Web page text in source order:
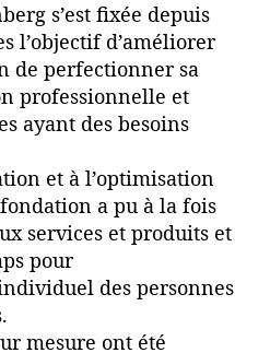
s’est fixée depuis
l’objectif d’améliorer
de perfectionner sa
professionnelle et
ayant des besoins
et à l’optimisation
a pu à la fois
services et produits et
pour
des personnes
mesure ont été